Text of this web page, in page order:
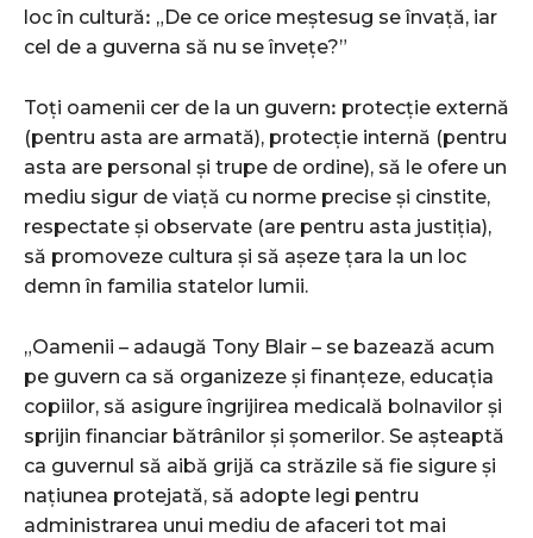
loc în culturăꓽ „De ce orice meștesug se învață, iar
cel de a guverna să nu se învețe?”
Toți oamenii cer de la un guvernꓽ protecție externă
(pentru asta are armată), protecție internă (pentru
asta are personal și trupe de ordine), să le ofere un
mediu sigur de viață cu norme precise și cinstite,
respectate și observate (are pentru asta justiția),
să promoveze cultura și să așeze țara la un loc
demn în familia statelor lumii.
„Oamenii – adaugă Tony Blair – se bazează acum
pe guvern ca să organizeze și finanțeze, educația
copiilor, să asigure îngrijirea medicală bolnavilor și
sprijin financiar bătrânilor și șomerilor. Se așteaptă
ca guvernul să aibă grijă ca străzile să fie sigure și
națiunea protejată, să adopte legi pentru
administrarea unui mediu de afaceri tot mai